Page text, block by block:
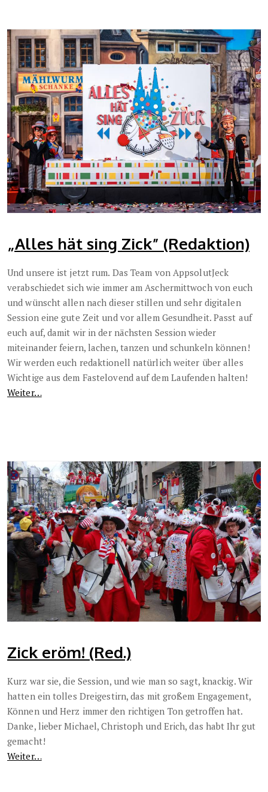
„Alles hät sing Zick” (Redaktion)
Und unsere ist jetzt rum. Das Team von AppsolutJeck
verabschiedet sich wie immer am Aschermittwoch von euch
und wünscht allen nach dieser stillen und sehr digitalen
Session eine gute Zeit und vor allem Gesundheit. Passt auf
euch auf, damit wir in der nächsten Session wieder
miteinander feiern, lachen, tanzen und schunkeln können!
Wir werden euch redaktionell natürlich weiter über alles
Wichtige aus dem Fastelovend auf dem Laufenden halten!
Weiter…
Zick eröm! (Red.)
Kurz war sie, die Session, und wie man so sagt, knackig. Wir
hatten ein tolles Dreigestirn, das mit großem Engagement,
Können und Herz immer den richtigen Ton getroffen hat.
Danke, lieber Michael, Christoph und Erich, das habt Ihr gut
gemacht!
Weiter…